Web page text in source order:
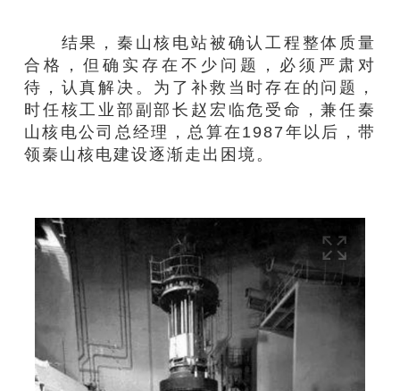
结果，秦山核电站被确认工程整体质量
合格，但确实存在不少问题，必须严肃对
待，认真解决。为了补救当时存在的问题，
时任核工业部副部长赵宏临危受命，兼任秦
山核电公司总经理，总算在1987年以后，带
领秦山核电建设逐渐走出困境。